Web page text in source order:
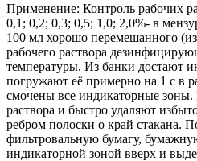
Применение: Контроль рабочих
0,1; 0,2; 0,3; 0,5; 1,0; 2,0%- в
100 мл хорошо перемешанного
рабочего раствора
температуры. Из банки достают
погружают её примерно на 1 с в
смочены все индикаторные зоны.
раствора и быстро удаляют
ребром полоски о край стакана.
фильтровальную бумагу,
индикаторной зоной вверх и